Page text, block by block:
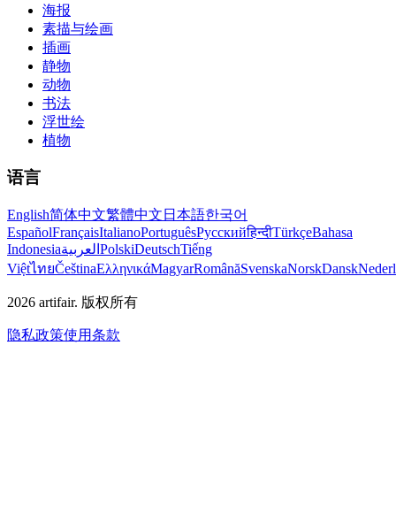
海报
素描与绘画
插画
静物
动物
书法
浮世绘
植物
语言
English简体中文繁體中文 日本語한국어
EspañolFrançaisItalianoPortuguêsРусскийहिन्दीTürkçeBahasa
Indonesiaالعربية PolskiDeutschTiếng
ViệtไทยČeštinaΕλληνικάMagyarRomânăSvenskaNorskDansk
2026 artifair. 版权所有
隐私政策使用条款